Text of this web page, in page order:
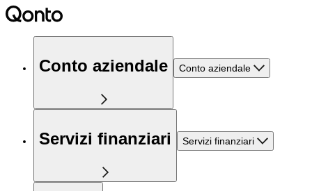
Conto aziendale Conto aziendale
Servizi finanziari Servizi finanziari